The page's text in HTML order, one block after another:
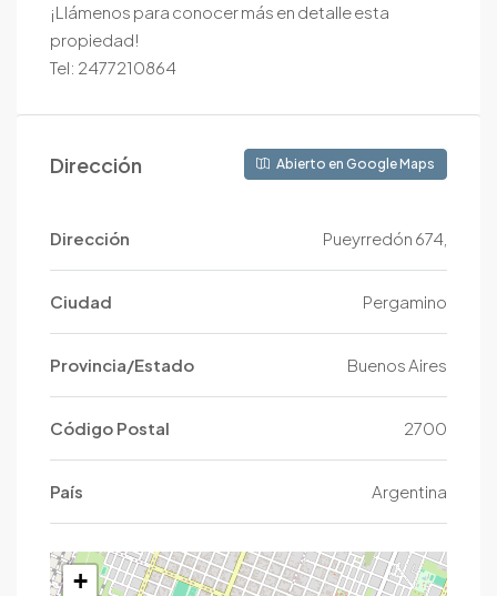
¡Llámenos para conocer más en detalle esta
propiedad!
Tel: 2477210864
Dirección Abierto en Google Maps
Dirección Pueyrredón 674,
Ciudad Pergamino
Provincia/Estado Buenos Aires
Código Postal 2700
País Argentina
+